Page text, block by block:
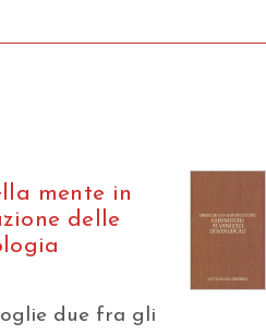
mente in
delle
due fra gli